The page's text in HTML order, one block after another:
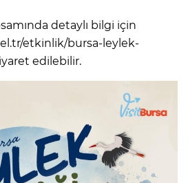
detaylı bilgi için
etkinlik/bursa-leylek-
edilebilir.